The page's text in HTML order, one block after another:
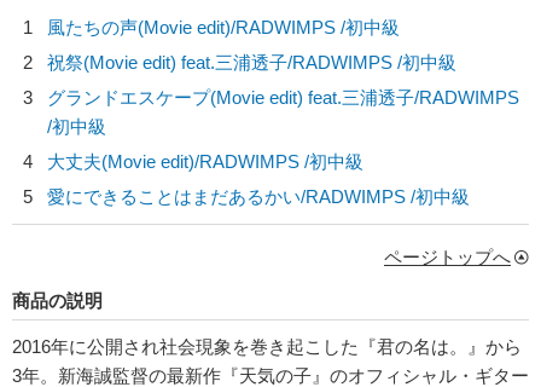
1
風たちの声(Movie edit)/RADWIMPS /初中級
2
祝祭(Movie edit) feat.三浦透子/RADWIMPS /初中級
3
グランドエスケープ(Movie edit) feat.三浦透子/RADWIMPS
/初中級
4
大丈夫(Movie edit)/RADWIMPS /初中級
5
愛にできることはまだあるかい/RADWIMPS /初中級
ページトップへ
商品の説明
2016年に公開され社会現象を巻き起こした『君の名は。』から
3年。新海誠監督の最新作『天気の子』のオフィシャル・ギター